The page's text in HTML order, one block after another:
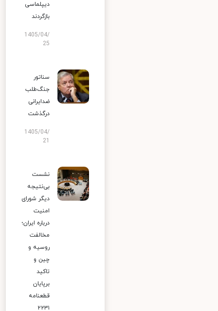
دیپلماسی
بازگردند
1405/04/
25
سناتور
جنگ‌طلب
ضدایرانی
درگذشت
1405/04/
نشست
بی‌نتیجه
دیگر شورای
امنیت
درباره ایران؛
مخالفت
روسیه و
چین و
تاکید
برپایان
قطعنامه
۲۲۳۱